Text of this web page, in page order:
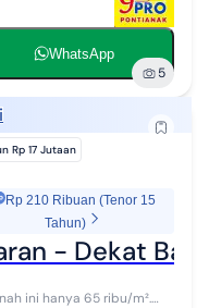
WhatsApp
5
Rp 17 Jutaan
Rp 210 Ribuan (Tenor 15
Tahun)
- Dekat